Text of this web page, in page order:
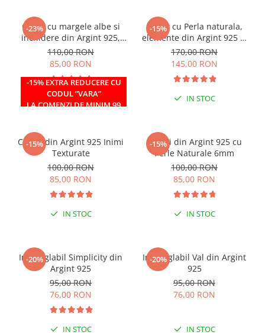
-23%
-15% EXTRA REDUCERE CU
CODUL ”VARA”
LA COMENZI DE MINIM 99
Colier cu margele albe si
inchidere din Argint 925,
reglabil 38-41 cm
110,00 RON
85,00 RON
IN STOC
-15%
Colier cu Perla naturala,
elemente din Argint 925 si
margele Miyuki albe
170,00 RON
145,00 RON
IN STOC
-15%
Cercei din Argint 925 Inimi
Texturate
100,00 RON
85,00 RON
IN STOC
-15%
Cercei din Argint 925 cu
Perle Naturale 6mm
100,00 RON
85,00 RON
IN STOC
-20%
Inel reglabil Simplicity din
Argint 925
95,00 RON
76,00 RON
IN STOC
-20%
Inel reglabil Val din Argint
925
95,00 RON
76,00 RON
IN STOC